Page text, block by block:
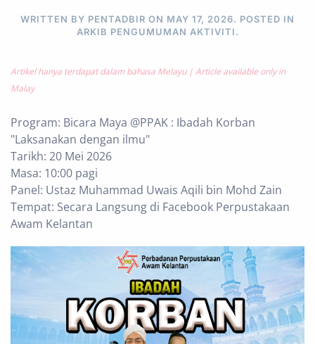
WRITTEN BY PENTADBIR ON MAY 17, 2026. POSTED IN
ARKIB PENGUMUMAN AKTIVITI.
Artikel hanya terdapat dalam bahasa Melayu | Article available only in
Malay
Program: Bicara Maya @PPAK : Ibadah Korban
"Laksanakan dengan ilmu"
Tarikh: 20 Mei 2026
Masa: 10:00 pagi
Panel: Ustaz Muhammad Uwais Aqili bin Mohd Zain
Tempat: Secara Langsung di Facebook Perpustakaan
Awam Kelantan